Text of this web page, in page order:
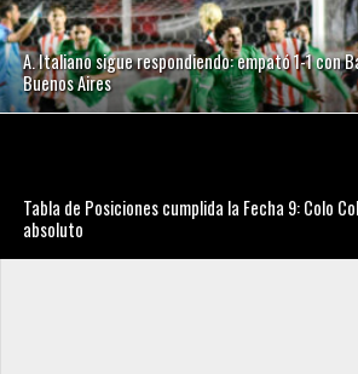
A. Italiano sigue respondiendo: empató 1-1 con
Buenos Aires
Tabla de Posiciones cumplida la Fecha 9: Colo
absoluto